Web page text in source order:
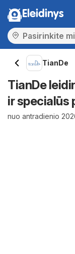
Eleidinys
TianDe
TianDe
ir specialūs
nuo antradienio